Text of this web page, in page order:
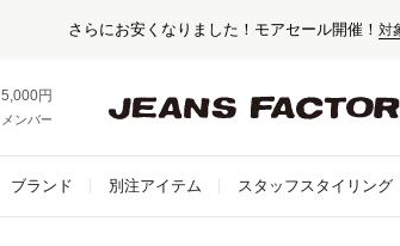
さらにお安くなりました！モアセール開催！ 対
5,000円以上お買い上げで送料無料！
メンバー登録でお得な情報をゲット。さらに詳しく
ブランド 別注アイテム スタッフスタイリング